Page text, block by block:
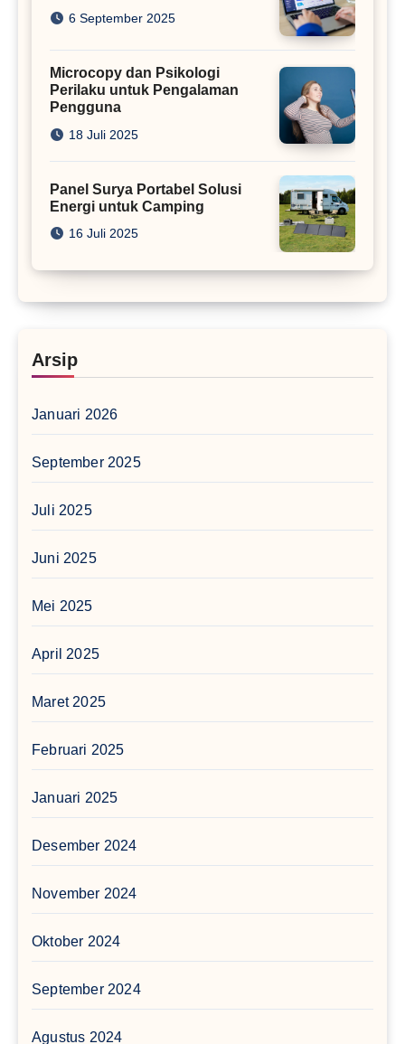
6 September 2025
Microcopy dan Psikologi
Perilaku untuk Pengalaman
Pengguna
18 Juli 2025
Panel Surya Portabel Solusi
Energi untuk Camping
16 Juli 2025
Arsip
Januari 2026
September 2025
Juli 2025
Juni 2025
Mei 2025
April 2025
Maret 2025
Februari 2025
Januari 2025
Desember 2024
November 2024
Oktober 2024
September 2024
Agustus 2024